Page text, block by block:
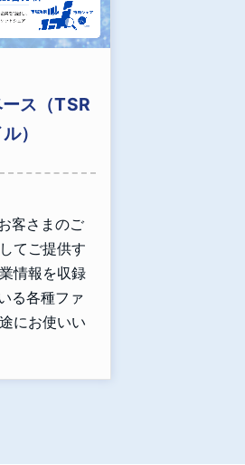
ス（TSR
）
客さまのご
てご提供す
情報を収録
る各種ファ
にお使いい